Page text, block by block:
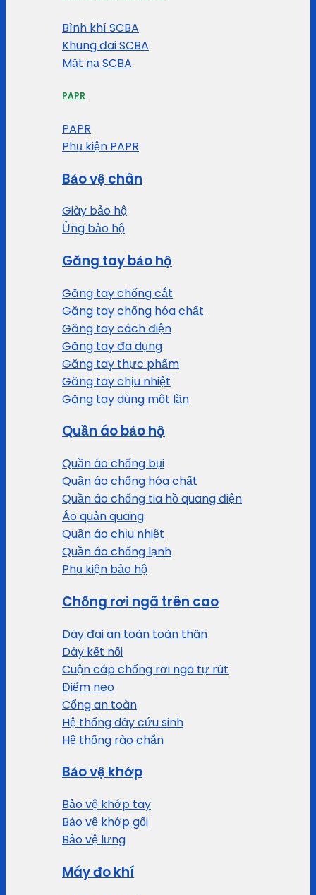
Bình khí SCBA
Khung đai SCBA
Mặt nạ SCBA
PAPR
PAPR
Phụ kiện PAPR
Bảo vệ chân
Giày bảo hộ
Ủng bảo hộ
Găng tay bảo hộ
Găng tay chống cắt
Găng tay chống hóa chất
Găng tay cách điện
Găng tay đa dụng
Găng tay thực phẩm
Găng tay chịu nhiệt
Găng tay dùng một lần
Quần áo bảo hộ
Quần áo chống bụi
Quần áo chống hóa chất
Quần áo chống tia hồ quang điện
Áo quản quang
Quần áo chịu nhiệt
Quần áo chống lạnh
Phụ kiện bảo hộ
Chống rơi ngã trên cao
Dây đai an toàn toàn thân
Dây kết nối
Cuộn cáp chống rơi ngã tự rút
Điểm neo
Cổng an toàn
Hệ thống dây cứu sinh
Hệ thống rào chắn
Bảo vệ khớp
Bảo vệ khớp tay
Bảo vệ khớp gối
Bảo vệ lưng
Máy đo khí